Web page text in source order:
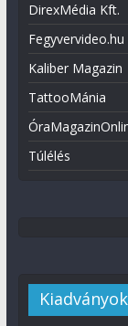
DirexMédia Kft.
Fegyvervideo.hu
Kaliber Magazin
TattooMánia
Túlélés
Kiadványok